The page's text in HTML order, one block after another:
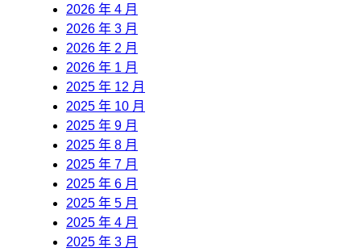
2026 年 4 月
2026 年 3 月
2026 年 2 月
2026 年 1 月
2025 年 12 月
2025 年 10 月
2025 年 9 月
2025 年 8 月
2025 年 7 月
2025 年 6 月
2025 年 5 月
2025 年 4 月
2025 年 3 月